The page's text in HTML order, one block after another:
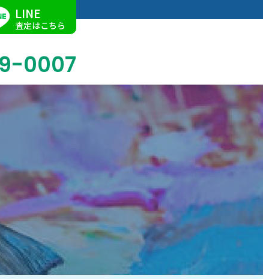
Facebook
磁器・陶器買取
術品・古美術品買取
ュエリー・ウォッチ買取
事買取
LINE
査定はこちら
0007